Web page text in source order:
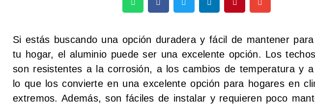
Si estás buscando una opción duradera y fácil de mantener
tu hogar, el aluminio puede ser una excelente opción. Los
son resistentes a la corrosión, a los cambios de temperatura y
lo que los convierte en una excelente opción para hogares en
extremos. Además, son fáciles de instalar y requieren poco